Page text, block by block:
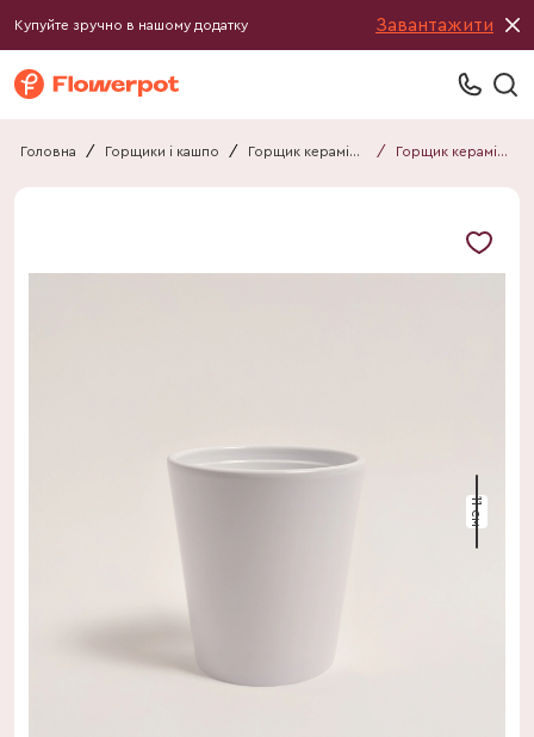
Купуйте зручно в нашому додатку Завантажити
Головна / Горщики і кашпо / Горщик керамічний / Горщик керамічний 010911010101
11 см